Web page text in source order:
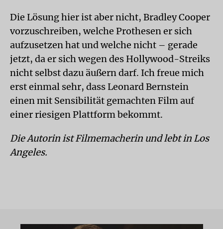
Die Lösung hier ist aber nicht, Bradley Cooper
vorzuschreiben, welche Prothesen er sich
aufzusetzen hat und welche nicht – gerade
jetzt, da er sich wegen des Hollywood-Streiks
nicht selbst dazu äußern darf. Ich freue mich
erst einmal sehr, dass Leonard Bernstein
einen mit Sensibilität gemachten Film auf
einer riesigen Plattform bekommt.
Die Autorin ist Filmemacherin und lebt in Los
Angeles.